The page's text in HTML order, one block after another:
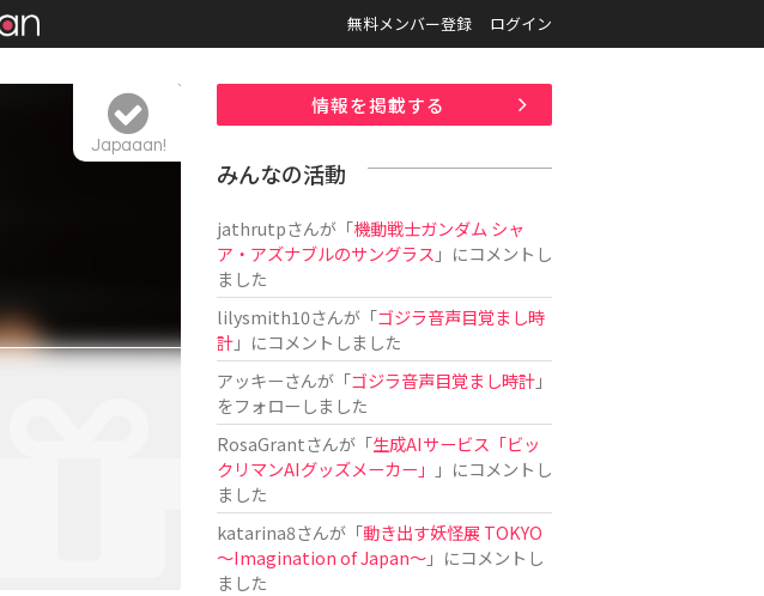
無料メンバー登録 ログイン
Japaaan!
情報を掲載する
みんなの活動
jathrutpさんが「機動戦士ガンダム シャ
ア・アズナブルのサングラス 」にコメントし
ました
lilysmith10さんが「ゴジラ音声目覚まし時
計」にコメントしました
アッキーさんが「ゴジラ音声目覚まし時計」
をフォローしました
RosaGrantさんが「生成AIサービス「ビッ
クリマンAIグッズメーカー」
」にコメントし
ました
katarina8さんが「動き出す妖怪展 TOKYO
〜Imagination of Japan〜」にコメントし
ました